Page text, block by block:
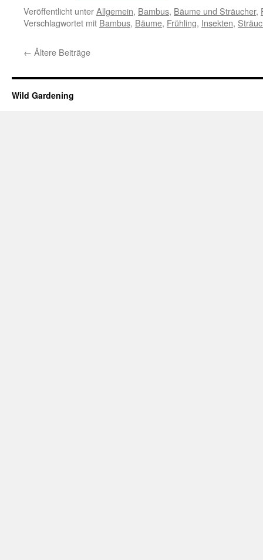
Veröffentlicht unterAllgemein, Bambus, Bäume und Sträucher,
Verschlagwortet mit Bambus, Bäume, Frühling, Insekten,
← Ältere Beiträge
Wild Gardening